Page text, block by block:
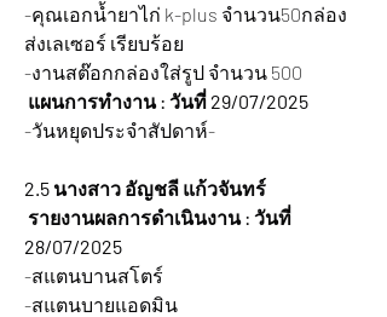
-คุณเอกน้ำยาไก่ k-plus จำนวน50กล่อง
ส่งเลเซอร์ เรียบร้อย
-งานสต๊อกกล่องใส่รูป จำนวน 500
แผนการทำงาน : วันที่ 29/07/2025
-วันหยุดประจำสัปดาห์-
2.5 นางสาว อัญชลี แก้วจันทร์
รายงานผลการดำเนินงาน : วันที่
28/07/2025
-สแตนบานสโตร์
-สแตนบายแอดมิน